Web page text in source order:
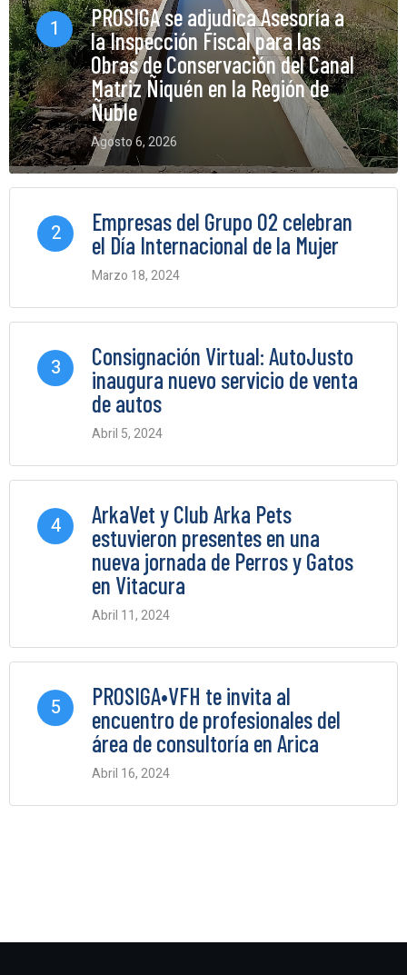
1
PROSIGA se adjudica Asesoría a
la Inspección Fiscal para las
Obras de Conservación del Canal
Matriz Ñiquén en la Región de
Ñuble
Agosto 6, 2026
0 Comments
2
Empresas del Grupo O2 celebran
el Día Internacional de la Mujer
Marzo 18, 2024
3
Consignación Virtual: AutoJusto
inaugura nuevo servicio de venta
de autos
Abril 5, 2024
4
ArkaVet y Club Arka Pets
estuvieron presentes en una
nueva jornada de Perros y Gatos
en Vitacura
Abril 11, 2024
5
PROSIGA•VFH te invita al
encuentro de profesionales del
área de consultoría en Arica
Abril 16, 2024